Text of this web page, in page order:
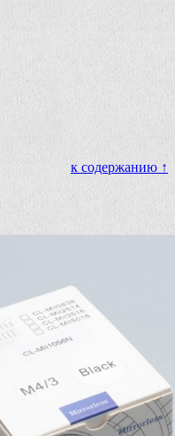
к содержанию ↑